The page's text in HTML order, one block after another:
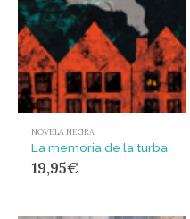
NOVELA NEGRA
La memoria de la turba
19,95€